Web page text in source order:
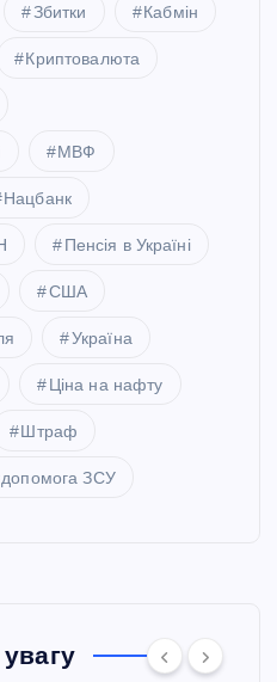
Збитки Кабмін
Криптовалюта
МВФ
Нацбанк
Пенсія в Україні
США
Україна
Ціна на нафту
Штраф
допомога ЗСУ